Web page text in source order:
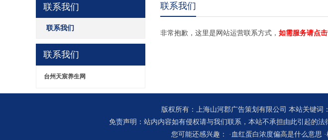
联系我们
联系我们
联系我们
台州天宸养生网
联系我们
非常抱歉，这里是网站运营联系方式， 如需服务请点
版权所有：上海山河郡广告策划有限公司 本站关键词：
免责声明：站内内容如有侵权请与我们联系，本站不承担由此引起的
您可能还感兴趣： · 血红蛋白浓度偏高是什么意思 ·